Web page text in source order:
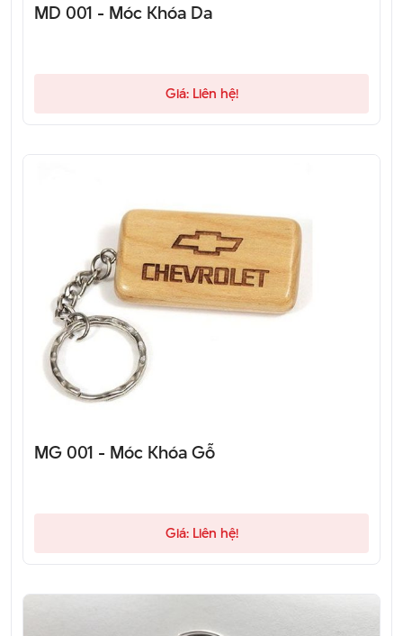
MD 001 - Móc Khóa Da
Giá: Liên hệ!
MG 001 - Móc Khóa Gỗ
Giá: Liên hệ!